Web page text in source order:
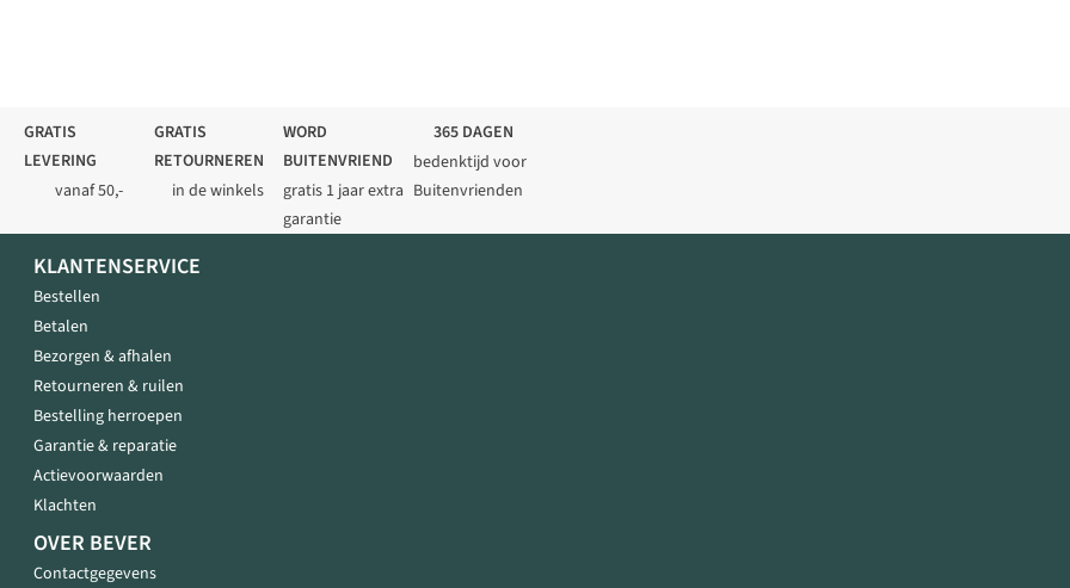
GRATIS
LEVERING
vanaf 50,-
GRATIS
RETOURNEREN
in de winkels
WORD
BUITENVRIEND
gratis 1 jaar extra
garantie
365 DAGEN
bedenktijd voor
Buitenvrienden
KLANTENSERVICE
Bestellen
Betalen
Bezorgen & afhalen
Retourneren & ruilen
Bestelling herroepen
Garantie & reparatie
Actievoorwaarden
Klachten
OVER BEVER
Contactgegevens